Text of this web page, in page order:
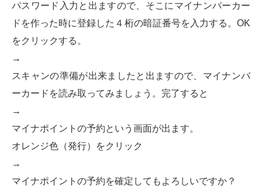
パスワード入力と出ますので、そこにマイナンバーカー
ドを作った時に登録した４桁の暗証番号を入力する。OK
をクリックする。
→
スキャンの準備が出来ましたと出ますので、マイナンバ
ーカードを読み取ってみましょう。完了すると
→
マイナポイントの予約という画面が出ます。
オレンジ色（発行）をクリック
→
マイナポイントの予約を確定してもよろしいですか？